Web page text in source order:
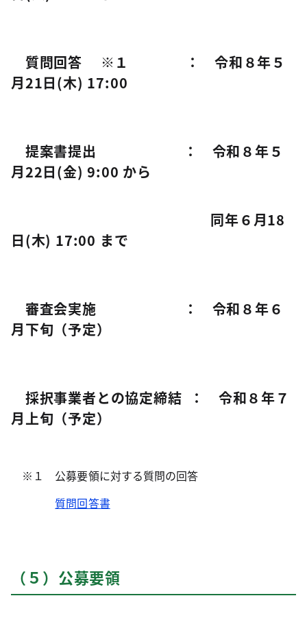
質問回答 ※１ ： 令和８年５
月21日(木) 17:00
提案書提出 ： 令和８年５
月22日(金) 9:00 から
同年６月18
日(木) 17:00 まで
審査会実施 ： 令和８年６
月下旬（予定）
採択事業者との協定締結 ： 令和８年７
月上旬（予定）
※１ 公募要領に対する質問の回答
質問回答書
（５）公募要領